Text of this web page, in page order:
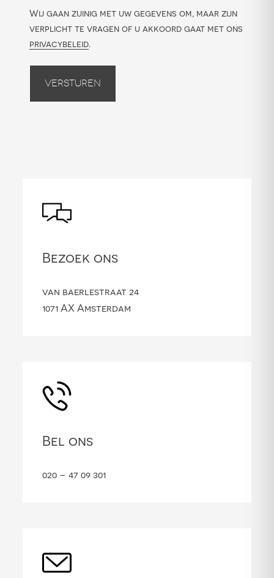
Wij gaan zuinig met uw gegevens om, maar zijn
verplicht te vragen of u akkoord gaat met ons
privacybeleid.
Versturen
Bezoek ons
van baerlestraat 24
1071 AX Amsterdam
Bel ons
020 – 47 09 301